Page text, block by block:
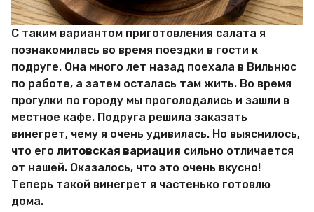
С таким вариантом приготовления салата я
познакомилась во время поездки в гости к
подруге. Она много лет назад поехала в Вильнюс
по работе, а затем осталась там жить. Во время
прогулки по городу мы проголодались и зашли в
местное кафе. Подруга решила заказать
винегрет, чему я очень удивилась. Но выяснилось,
что его литовская вариация сильно отличается
от нашей. Оказалось, что это очень вкусно!
Теперь такой винегрет я частенько готовлю
дома.